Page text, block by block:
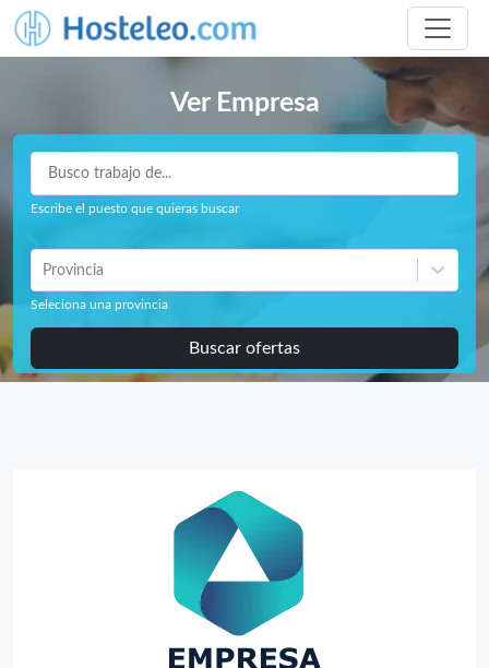
Ver Empresa
Escribe el puesto que quieras buscar
Provincia
Seleciona una provincia
Buscar ofertas